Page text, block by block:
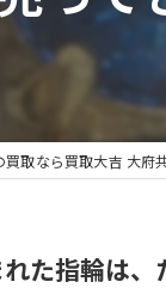
買取なら買取大吉 大府
た指輪は、